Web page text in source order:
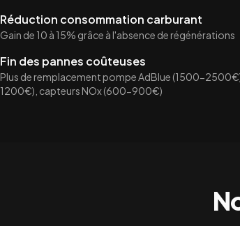
Réduction consommation carburant
Gain de 10 à 15% grâce à l'absence de régénérations
Fin des pannes coûteuses
Plus de remplacement pompe AdBlue (1500-
1200€), capteurs NOx (600-900€)